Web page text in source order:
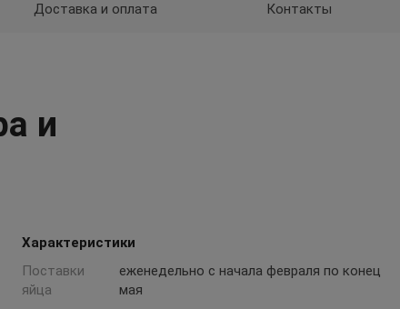
Доставка и оплата Контакты
и
Характеристики
Поставки
яйца
еженедельно с начала февраля по конец
мая